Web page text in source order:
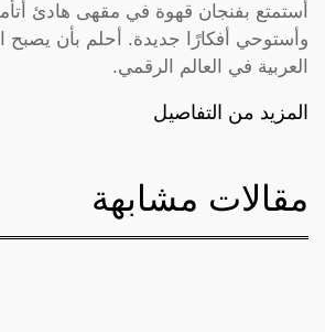
أستمتع بفنجان قهوة في مقهى هادئ
وأستوحي أفكارًا جديدة. أحلم بأن يصبح
العربية في العالم الرقمي.
المزيد من التفاصيل
مقالات مشابهة